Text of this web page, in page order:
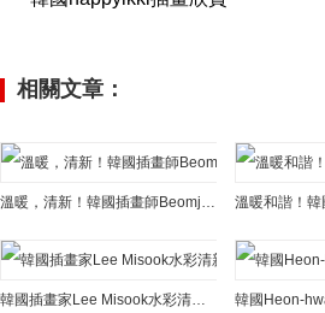
相關文章：
溫暖，清新！韓國插畫師Beomjin Kim作品欣賞
韓國插畫家Lee Misook水彩清新插畫作品